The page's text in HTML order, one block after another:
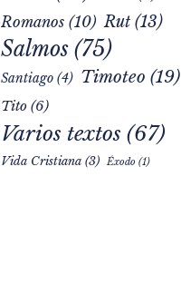
Romanos(10) Rut(13)
Salmos(75)
Santiago(4) Timoteo (19)
Tito(6)
Varios textos (67)
Vida Cristiana(3) Éxodo (1)